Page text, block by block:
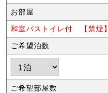
お部屋
和室バストイレ付 【禁煙】
ご希望泊数
ご希望部屋数